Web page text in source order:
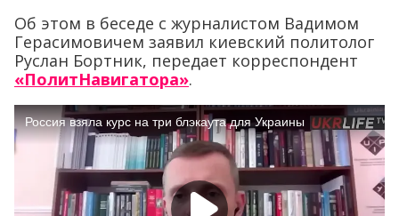
Об этом в беседе с журналистом Вадимом
Герасимовичем заявил киевский политолог
Руслан Бортник, передает корреспондент
«ПолитНавигатора».